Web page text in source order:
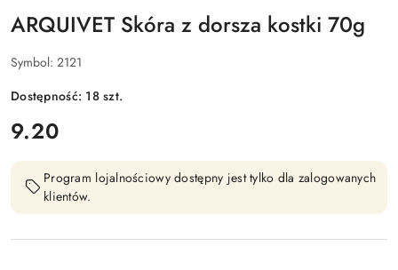
ARQUIVET Skóra z dorsza kostki 70g
Symbol: 2121
Dostępność: 18szt.
cena:
9.20
Program lojalnościowy dostępny jest tylko dla zalogowanych
klientów.